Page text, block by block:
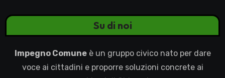
Su di noi
Impegno Comuneè un gruppo civico nato per dare
voce ai cittadini e proporre soluzioni concrete ai